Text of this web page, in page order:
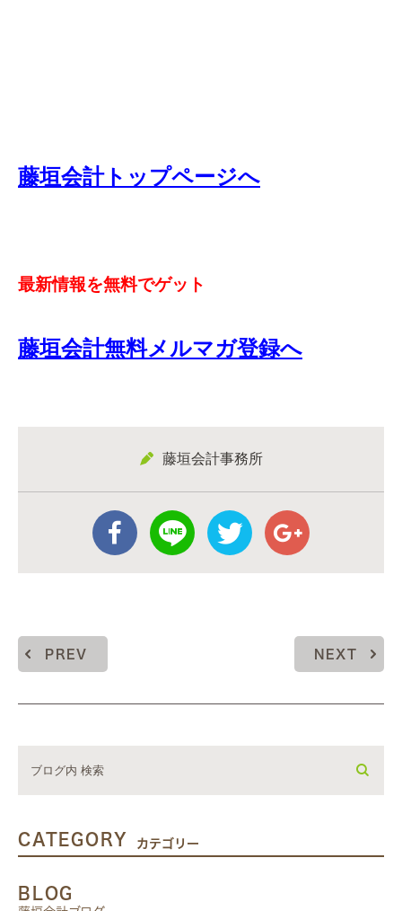
藤垣会計トップページへ
最新情報を無料でゲット
藤垣会計無料メルマガ登録へ
藤垣会計事務所
PREV NEXT
CATEGORY カテゴリー
BLOG